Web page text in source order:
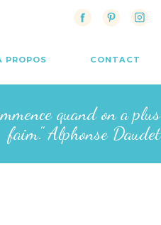
PROPOS CONTACT
quand on a plus
faim." Alphonse Daudet